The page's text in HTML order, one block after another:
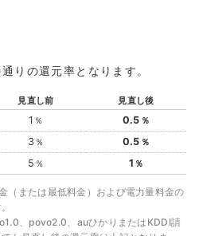
りの還元率となります。
見直し前 見直し後
1
0.5
3
0.5
5 1
（または最低料金）および電力量料金の
、povo2.0、auひかりまたはKDDI請